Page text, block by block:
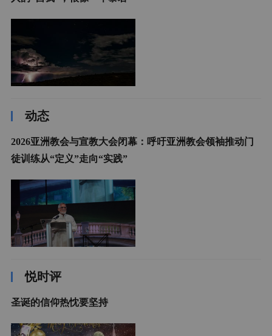
动态
2026亚洲教会与宣教大会闭幕：呼吁亚洲教会领袖推动门
徒训练从“定义”走向“实践”
悦时评
圣诞的信仰热忱要坚持